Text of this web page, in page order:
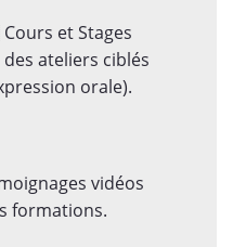
et Stages
ateliers ciblés
orale).
vidéos
formations.